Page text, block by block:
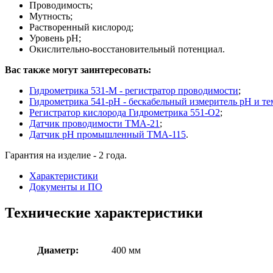
Проводимость;
Мутность;
Растворенный кислород;
Уровень pH;
Окислительно-восстановительный потенциал.
Вас также могут заинтересовать:
Гидрометрика 531-M - регистратор проводимости;
Гидрометрика 541-pH - бескабельный измеритель рН и
Регистратор кислорода Гидрометрика 551-О2;
Датчик проводимости ТМА-21 ;
Датчик рН промышленный ТМА-115.
Гарантия на изделие - 2 года.
Характеристики
Документы и ПО
Технические характеристики
Диаметр: 400 мм